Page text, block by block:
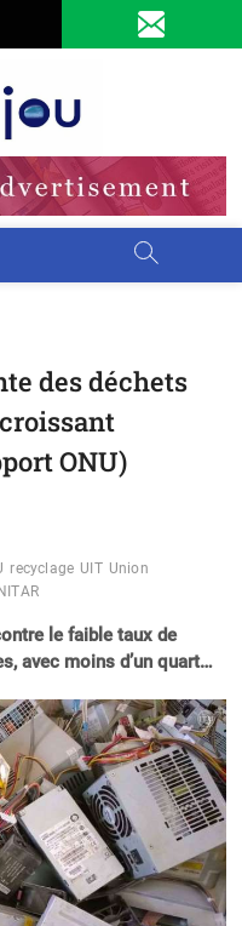
des déchets
ONU)
recyclage UIT Union
le faible taux de
avec moins d’un quart…